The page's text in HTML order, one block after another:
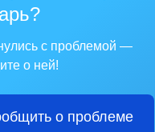
с проблемой —
о ней!
о проблеме